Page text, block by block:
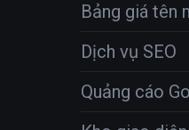
Bảng giá tên
Dịch vụ SEO
Quảng cáo